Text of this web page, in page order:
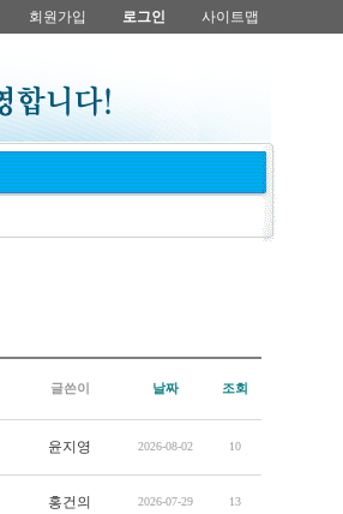
회원가입 로그인 사이트맵
글쓴이 날짜 조회
윤지영 2026-08-02 10
홍건의 2026-07-29 13